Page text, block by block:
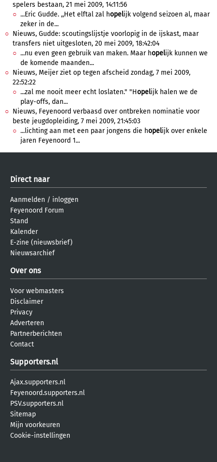
spelers bestaan, 21 mei 2009, 14:11:56
...Eric Gudde. ,,Het elftal zal hopelijk volgend seizoen al, maar
zeker in de...
Nieuws, Gudde: scoutingslijstje voorlopig in de ijskast, maar
transfers niet uitgesloten, 20 mei 2009, 18:42:04
...nu even geen gebruik van maken. Maar hopelijk kunnen we
de komende maanden...
Nieuws, Meijer ziet op tegen afscheid zondag, 7 mei 2009,
22:52:22
...zal me nooit meer echt loslaten." "Hopelijk halen we de
play-offs, dan...
Nieuws, Feyenoord verbaasd over ontbreken nominatie voor
beste jeugdopleiding, 7 mei 2009, 21:45:03
...lichting aan met een paar jongens die hopelijk over enkele
jaren Feyenoord 1...
Direct naar
Aanmelden / inloggen
Feyenoord Forum
Stand
Kalender
E-zine (nieuwsbrief)
Nieuwsarchief
Over ons
Voor webmasters
Disclaimer
Privacy
Adverteren
Partnerberichten
Contact
Supporters.nl
Ajax.supporters.nl
Feyenoord.supporters.nl
PSV.supporters.nl
Sitemap
Mijn voorkeuren
Cookie-instellingen